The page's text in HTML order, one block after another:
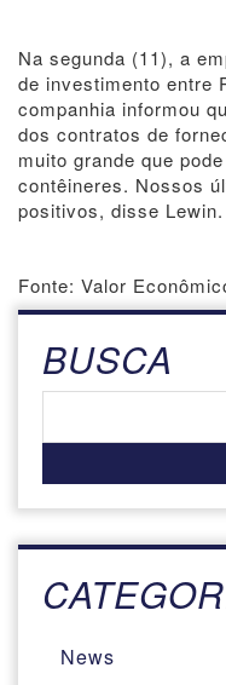
Na segunda (11), a
de investimento entre
companhia informou
dos contratos de
muito grande que
contêineres. Nossos
positivos, disse Lewin.
Fonte: Valor
BUSCA
News